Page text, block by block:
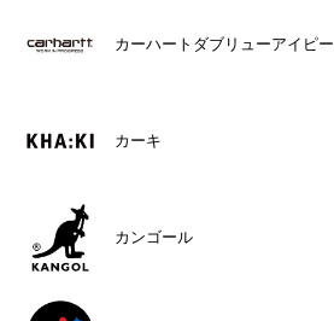
カーハートダブリューアイピー
カーキ
カンゴール